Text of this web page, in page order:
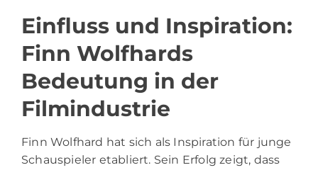
Einfluss und Inspiration:
Finn Wolfhards
Bedeutung in der
Filmindustrie
Finn Wolfhard hat sich als Inspiration für junge
Schauspieler etabliert. Sein Erfolg zeigt, dass